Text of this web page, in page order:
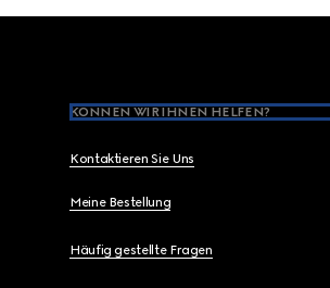
KÖNNEN WIR IHNEN HELFEN?
Kontaktieren Sie Uns
Meine Bestellung
Häufig gestellte Fragen